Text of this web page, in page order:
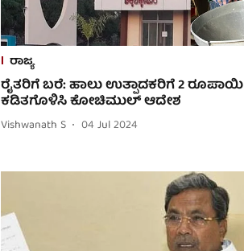
ರಾಜ್ಯ
ರೈತರಿಗೆ ಬರೆ: ಹಾಲು ಉತ್ಪಾದಕರಿಗೆ 2 ರೂಪಾಯಿ
ಕಡಿತಗೊಳಿಸಿ ಕೋಚಿಮುಲ್ ಆದೇಶ
Vishwanath S 04 Jul 2024